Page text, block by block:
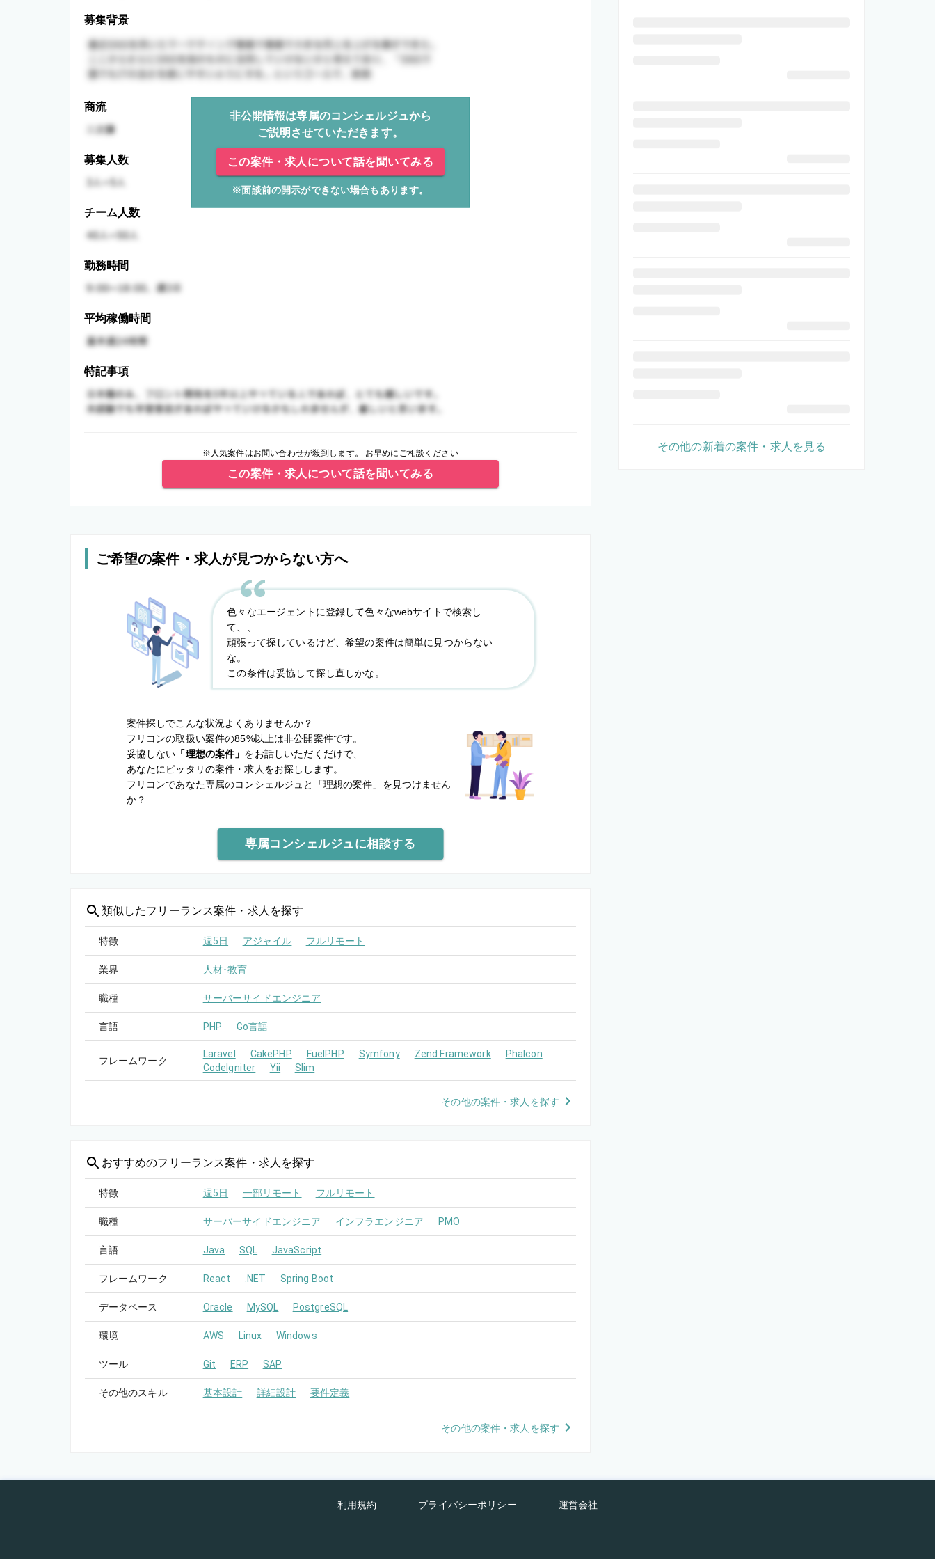
募集背景
商流
非公開情報は専属のコンシェルジュから
ご説明させていただきます。
この案件・求人について話を聞いてみる
※面談前の開示ができない場合もあります。
募集人数
チーム人数
勤務時間
平均稼働時間
特記事項
※人気案件はお問い合わせが殺到します。 お早めにご相談ください
この案件・求人について話を聞いてみる
ご希望の案件・求人が見つからない方へ
色々なエージェントに登録して色々なwebサイトで検索し
て、、
頑張って探しているけど、希望の案件は簡単に見つからない
な。
この条件は妥協して探し直しかな。
案件探しでこんな状況よくありませんか？
フリコンの取扱い案件の85%以上は非公開案件です。
妥協しない 「理想の案件」 をお話しいただくだけで、
あなたにピッタリの案件・求人をお探しします。
フリコンであなた専属のコンシェルジュと
「理想の案件」を見つけません
か？
専属コンシェルジュに相談する
類似したフリーランス案件・求人を探す
特徴 週5日 アジャイル フルリモート
業界 人材･教育
職種 サーバーサイドエンジニア
言語 PHP Go言語
フレームワーク
Laravel CakePHP FuelPHP Symfony Zend Framework
Phalcon
CodeIgniter
Yii Slim
その他の案件・求人を探す
おすすめのフリーランス案件・求人を探す
特徴 週5日 一部リモート フルリモート
職種 サーバーサイドエンジニア インフラエンジニア PMO
言語 Java SQL JavaScript
フレームワーク React .NET Spring Boot
データベース Oracle MySQL PostgreSQL
環境 AWS Linux Windows
ツール Git ERP SAP
その他のスキル 基本設計 詳細設計 要件定義
その他の案件・求人を探す
その他の新着の案件・求人を見る
利用規約 プライバシーポリシー 運営会社